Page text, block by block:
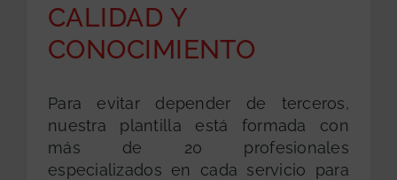
CALIDAD Y
CONOCIMIENTO
Para evitar depender de terceros,
nuestra plantilla está formada con
más de 20 profesionales
especializados en cada servicio para